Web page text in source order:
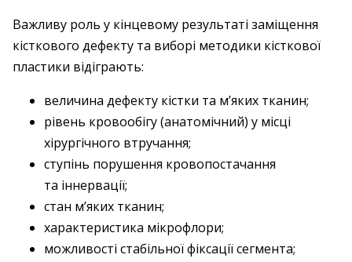
Важливу роль у кінцевому результаті заміщення
кісткового дефекту та виборі методики кісткової
пластики відіграють:
величина дефекту кістки та м’яких тканин;
рівень кровообігу (анатомічний) у місці
хірургічного втручання;
ступінь порушення кровопостачання
та іннервації;
стан м’яких тканин;
характеристика мікрофлори;
можливості стабільної фіксації сегмента;